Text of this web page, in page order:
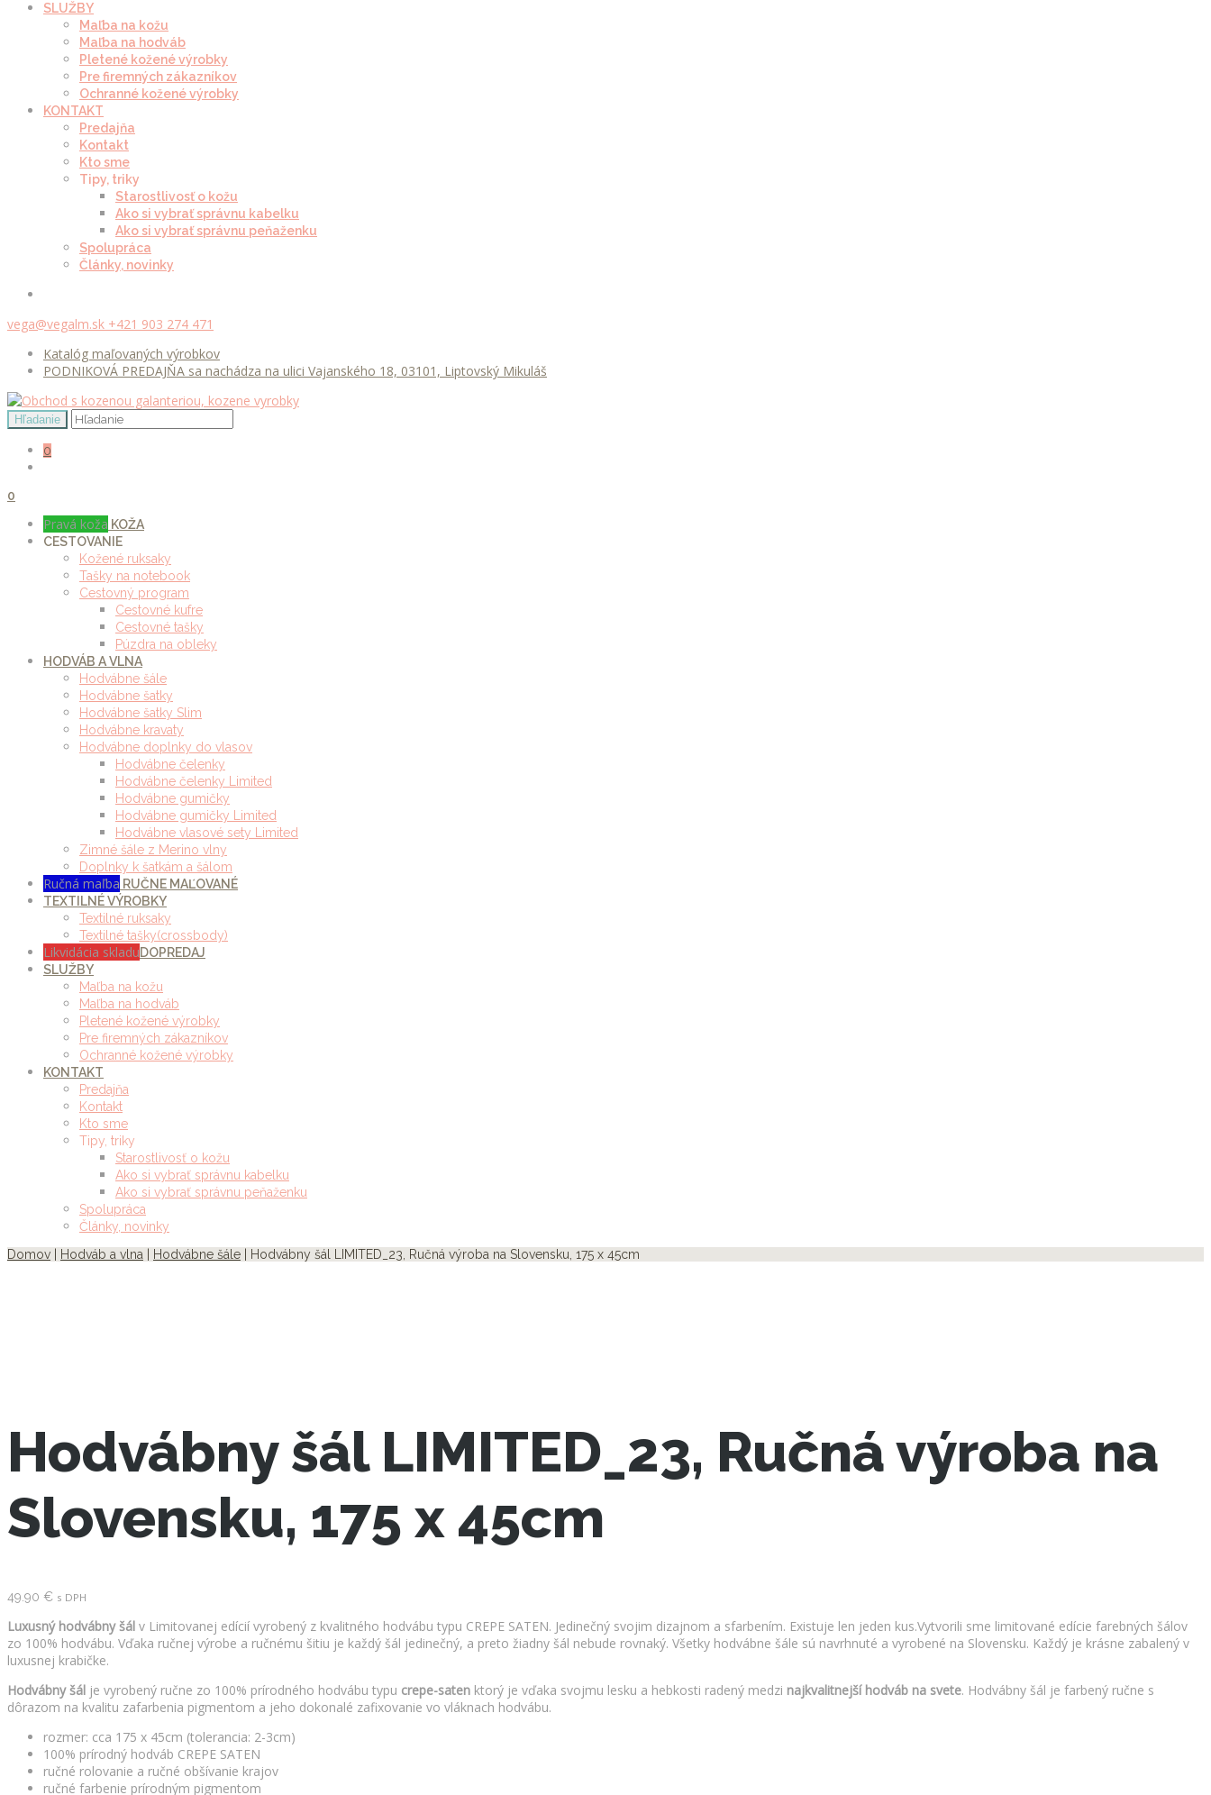
SLUŽBY
Maľba na kožu
Maľba na hodváb
Pletené kožené výrobky
Pre firemných zákazníkov
Ochranné kožené výrobky
KONTAKT
Predajňa
Kontakt
Kto sme
Tipy, triky
Starostlivosť o kožu
Ako si vybrať správnu kabelku
Ako si vybrať správnu peňaženku
Spolupráca
Články, novinky
vega@vegalm.sk +421 903 274 471
Katalóg maľovaných výrobkov
PODNIKOVÁ PREDAJŇA sa nachádza na ulici Vajanského 18, 03101, Liptovský Mikuláš
0
0
Pravá koža KOŽA
CESTOVANIE
Kožené ruksaky
Tašky na notebook
Cestovný program
Cestovné kufre
Cestovné tašky
Púzdra na obleky
HODVÁB A VLNA
Hodvábne šále
Hodvábne šatky
Hodvábne šatky Slim
Hodvábne kravaty
Hodvábne doplnky do vlasov
Hodvábne čelenky
Hodvábne čelenky Limited
Hodvábne gumičky
Hodvábne gumičky Limited
Hodvábne vlasové sety Limited
Zimné šále z Merino vlny
Doplnky k šatkám a šálom
Ručná maľba RUČNE MAĽOVANÉ
TEXTILNÉ VÝROBKY
Textilné ruksaky
Textilné tašky(crossbody)
Likvidácia skladuDOPREDAJ
SLUŽBY
Maľba na kožu
Maľba na hodváb
Pletené kožené výrobky
Pre firemných zákazníkov
Ochranné kožené výrobky
KONTAKT
Predajňa
Kontakt
Kto sme
Tipy, triky
Starostlivosť o kožu
Ako si vybrať správnu kabelku
Ako si vybrať správnu peňaženku
Spolupráca
Články, novinky
Domov
Hodváb a vlna Hodvábne šále | Hodvábny šál LIMITED_23, Ručná výroba na Slovensku, 175 x 45cm
Hodvábny šál LIMITED_23, Ručná výroba na
Slovensku, 175 x 45cm
49.90 € s DPH
Luxusný hodvábny šál v Limitovanej edícií vyrobený z kvalitného hodvábu typu CREPE SATEN. Jedinečný svojim dizajnom a sfarbením. Existuje len jeden kus.Vytvorili sme limitované edície farebných šálov
zo 100% hodvábu. Vďaka ručnej výrobe a ručnému šitiu je každý šál jedinečný, a preto žiadny šál nebude rovnaký. Všetky hodvábne šále sú navrhnuté a vyrobené na Slovensku. Každý je krásne zabalený v
luxusnej krabičke.
Hodvábny šál je vyrobený ručne zo 100% prírodného hodvábu typu crepe-saten ktorý je vďaka svojmu lesku a hebkosti radený medzi najkvalitnejší hodváb na svete. Hodvábny šál je farbený ručne s
dôrazom na kvalitu zafarbenia pigmentom a jeho dokonalé zafixovanie vo vláknach hodvábu.
rozmer: cca 175 x 45cm (tolerancia: 2-3cm)
100% prírodný hodváb CREPE SATEN
ručné rolovanie a ručné obšívanie krajov
ručné farbenie prírodným pigmentom